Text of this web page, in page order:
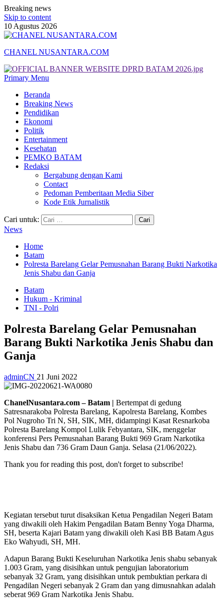
Breaking news
Skip to content
10 Agustus 2026
CHANEL NUSANTARA.COM
Primary Menu
Beranda
Breaking News
Pendidikan
Ekonomi
Politik
Entertainment
Kesehatan
PEMKO BATAM
Redaksi
Bergabung dengan Kami
Contact
Pedoman Pemberitaan Media Siber
Kode Etik Jurnalistik
Cari untuk:
News
Home
Batam
Polresta Barelang Gelar Pemusnahan Barang Bukti Narkotika
Jenis Shabu dan Ganja
Batam
Hukum - Kriminal
TNI - Polri
Polresta Barelang Gelar Pemusnahan
Barang Bukti Narkotika Jenis Shabu dan
Ganja
adminCN 21 Juni 2022
ChanelNusantara.com – Batam | Bertempat di gedung
Satresnarakoba Polresta Barelang, Kapolresta Barelang, Kombes
Pol Nugroho Tri N, SH, SIK, MH, didampingi Kasat Resnarkoba
Polresta Barelang Kompol Lulik Febyantara, SIK, menggelar
konferensi Pers Pemusnahan Barang Bukti 969 Gram Narkotika
Jenis Shabu dan 736 Gram Daun Ganja. Selasa (21/06/2022).
Thank you for reading this post, don't forget to subscribe!
Kegiatan tersebut turut disaksikan Ketua Pengadilan Negeri Batam
yang diwakili oleh Hakim Pengadilan Batam Benny Yoga Dharma,
SH, beserta Kajari Batam yang diwakili oleh Kasi BB Batam Agus
Eko Wahyudi, SH, MH.
Adapun Barang Bukti Keseluruhan Narkotika Jenis shabu sebanyak
1.003 Gram, yang disisihkan untuk pengujian laboratorium
sebanyak 32 Gram, yang disisihkan untuk pembuktian perkara di
Pengadilan Negeri sebanyak 2 Gram dan yang dimusnahkan adalah
seberat 969 Gram Narkotika Jenis Shabu.